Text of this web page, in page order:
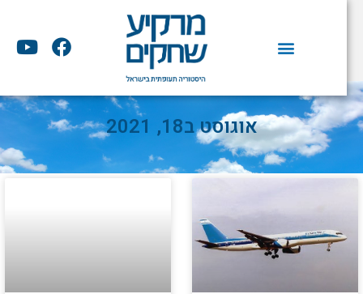
F
a
e
b
o
k
Y
o
t
u
e
אוגוסט ב18, 2021